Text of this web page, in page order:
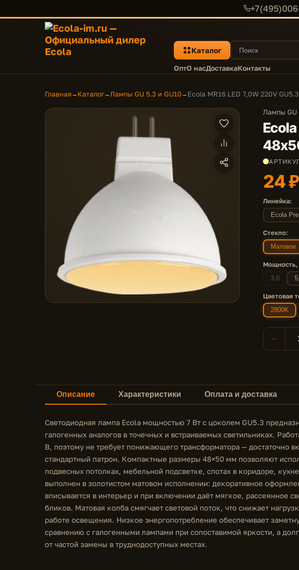
Каталог
ОптО насДоставкаКонтакты
Главная → Каталог→Лампы GU 5.3 и GU10 → Ecola MR16 LED 7,0W 220V
Лампы GU
24 ₽
Линейка:
Ecola
Стекло:
Матовое
Мощность,
3,0
Цветовая
2800K
−
Описание Характеристики Оплата и доставка
Светодиодная лампа Ecola мощностью 7 Вт с цоколем GU5.3
галогенных аналогов в точечных и встраиваемых светильниках.
В, поэтому не требует понижающего трансформатора — достаточно
стандартный патрон. Компактные размеры 48×50 мм позволяют
подвесных потолках, мебельной подсветке, спотах в коридоре,
выполнен в золотистом матовом исполнении: декоративное
вписывается в интерьер и при включении даёт мягкое, рассеянное
бликов. Матовая колба смягчает световой поток, что снижает
работе освещения. Низкое энергопотребление обеспечивает
сравнению с галогенными лампами при сопоставимой яркости, а
от частой замены в труднодоступных местах.